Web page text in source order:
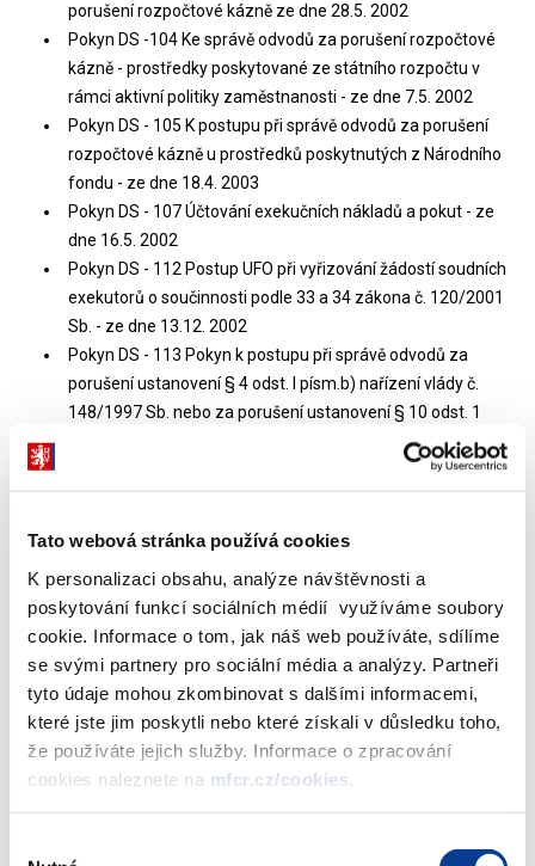
Tato webová stránka používá cookies
K personalizaci obsahu, analýze návštěvnosti a
poskytování funkcí sociálních médií využíváme soubory
cookie. Informace o tom, jak náš web používáte, sdílíme
se svými partnery pro sociální média a analýzy. Partneři
tyto údaje mohou zkombinovat s dalšími informacemi,
které jste jim poskytli nebo které získali v důsledku toho,
že používáte jejich služby. Informace o zpracování
cookies naleznete na mfcr.cz/cookies
porušení rozpočtové kázně ze dne 28.5. 2002
Pokyn DS -104 Ke správě odvodů za porušení rozpočtové
kázně - prostředky poskytované ze státního rozpočtu v
rámci aktivní politiky zaměstnanosti - ze dne 7.5. 2002
Pokyn DS - 105 K postupu při správě odvodů za porušení
rozpočtové kázně u prostředků poskytnutých z Národního
fondu - ze dne 18.4. 2003
Pokyn DS - 107 Účtování exekučních nákladů a pokut - ze
dne 16.5. 2002
Pokyn DS - 112 Postup UFO při vyřizování žádostí soudních
exekutorů o součinnosti podle 33 a 34 zákona č. 120/2001
Sb. - ze dne 13.12. 2002
Pokyn DS - 113 Pokyn k postupu při správě odvodů za
porušení ustanovení § 4 odst. I písm.b) nařízení vlády č.
148/1997 Sb. nebo za porušení ustanovení § 10 odst. 1
písm.b) nařízení vlády č. 190/1997 Sb. - ze dne 11.10. 2002
Pokyn DS -116 K zabezpečení jednotného postupu při
vzájemné komunikaci mezi FÚ a orgány ochrany životního
Pokyn DS - 119 K zajištění kontrolní činnosti v oblasti
stánkového prodeje - ze 5.11. 2003
Pokyn DS - 126 Metodický výklad k zákonu č. 479/2003 Sb.,
kterým se mění zákon č. 218/2000 Sb. - ze dne 31.5. 2004
Pokyn DS - 127 K postupu při správě odvodů za porušení
rozpočtové kázně u prostředků poskytnutých z Fondu
solidarity EU - ze dne 18.6.2004
Pokyn DS - 131 K problematice financování akcí výstavby
nájemních bytů a technické infrastruktury, na něž byly
poskytnuty prostředky MMR a SFRB — ze dne 11.11. 2004